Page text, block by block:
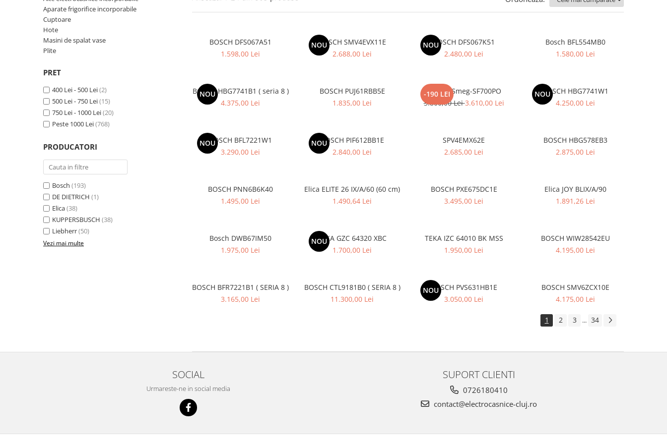
Cuptoare cu microunde
Cu montare pe perete
Hote cu montare in blat
Hote rustice
Incorporate
Integrate in tavan
Masini de spalat vase
Partial incorporabile
Domino( seturi modulare)
Masini de spalat rufe cu uscator
Masini de spalat rufe slim
(adancime 40-47 cm)
Uscatoare de rufe
Pachete chiuvete si baterii
Aparate frigorifice incorporabile
Cuptoare
Hote
Masini de spalat vase
Plite
PRET
400 Lei - 500 Lei(2)
500 Lei - 750 Lei(15)
750 Lei - 1000 Lei(20)
Peste 1000 Lei(768)
PRODUCATORI
Bosch (193)
DE DIETRICH (1)
Elica(38)
KUPPERSBUSCH (38)
Liebherr(50)
Vezi mai multe
BOSCH DFS067A51
1.598,00 Lei
NOUBOSCH SMV4EVX11E
2.688,00 Lei
NOUBOSCH DFS067K51
2.480,00 Lei
Bosch BFL554MB0
1.580,00 Lei
NOU
BOSCH HBG7741B1 ( seria 8 )
4.375,00 Lei
BOSCH PUJ61RBB5E
1.835,00 Lei
-190 LEI
Cuptor-Smeg-SF700PO
3.800,00 Lei3.610,00 Lei
NOUBOSCH HBG7741W1
4.250,00 Lei
NOUBOSCH BFL7221W1
3.290,00 Lei
NOUBOSCH PIF612BB1E
2.840,00 Lei
SPV4EMX62E
2.685,00 Lei
BOSCH HBG578EB3
2.875,00 Lei
BOSCH PNN6B6K40
1.495,00 Lei
Elica ELITE 26 IX/A/60 (60 cm)
1.490,64 Lei
BOSCH PXE675DC1E
3.495,00 Lei
Elica JOY BLIX/A/90
1.891,26 Lei
Bosch DWB67IM50
1.975,00 Lei
NOU
TEKA GZC 64320 XBC
1.700,00 Lei
TEKA IZC 64010 BK MSS
1.950,00 Lei
BOSCH WIW28542EU
4.195,00 Lei
BOSCH BFR7221B1 ( SERIA 8 )
3.165,00 Lei
BOSCH CTL9181B0 ( SERIA 8 )
11.300,00 Lei
NOUBOSCH PVS631HB1E
3.050,00 Lei
BOSCH SMV6ZCX10E
4.175,00 Lei
1 2 3 ... 34
SOCIAL
Urmareste-ne in social media
SUPORT CLIENTI
0726180410
contact@electrocasnice-cluj.ro